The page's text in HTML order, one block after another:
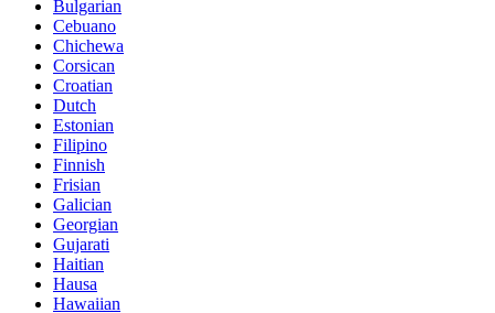
Bulgarian
Cebuano
Chichewa
Corsican
Croatian
Dutch
Estonian
Filipino
Finnish
Frisian
Galician
Georgian
Gujarati
Haitian
Hausa
Hawaiian